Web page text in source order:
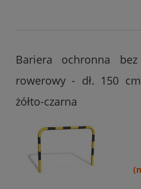
Bariera ochronna
rowerowy - dł. 150
żółto-czarna